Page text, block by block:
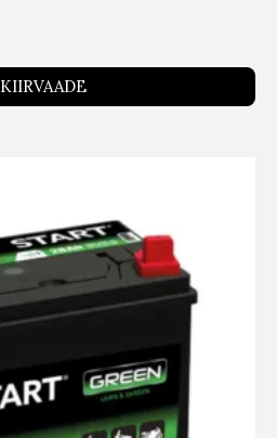
KIIRVAADE